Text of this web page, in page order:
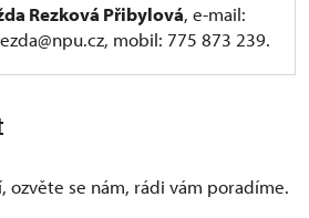
Rezková Přibylová, e-mail:
mobil: 775 873 239.
ozvěte se nám, rádi vám poradíme.